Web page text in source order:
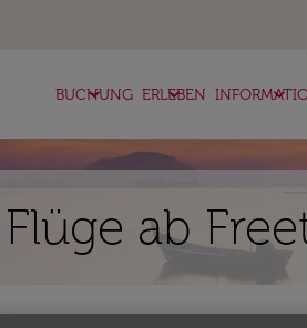
BUCHUNG
keyboard_arrow_down ERLEBEN
keyboard_arrow_down keyboard_arrow_down
ab